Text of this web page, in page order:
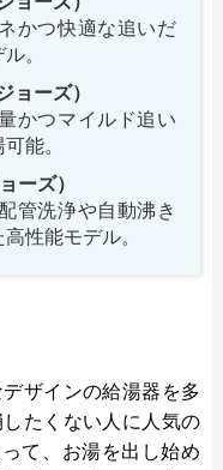
かつ快適な追いだ
。
ョーズ）
かつマイルド追い
能。
ーズ）
管洗浄や自動沸き
性能モデル。
ザインの給湯器を多
たくない人に人気の
て、お湯を出し始め